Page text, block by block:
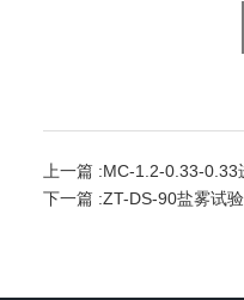
上一篇 :MC-1.2-0.33-0.33
下一篇 :ZT-DS-90盐雾试